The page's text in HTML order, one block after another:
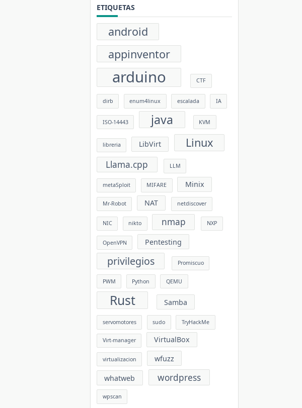
ETIQUETAS
android
appinventor
arduino CTF
dirb enum4linux escalada IA
ISO-14443 java KVM
libreria LibVirt Linux
Llama.cpp LLM
metaSploit MIFARE Minix
Mr-Robot NAT netdiscover
NIC nikto nmap NXP
OpenVPN Pentesting
privilegios Promiscuo
PWM Python QEMU
Rust Samba
servomotores sudo TryHackMe
Virt-manager VirtualBox
virtualizacion wfuzz
whatweb wordpress
wpscan